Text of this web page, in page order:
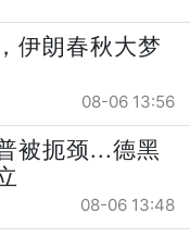
伊朗春秋大梦
08-06 13:56
被扼颈...德黑
08-06 13:48